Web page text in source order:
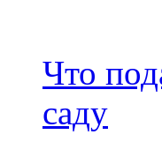
Что
саду